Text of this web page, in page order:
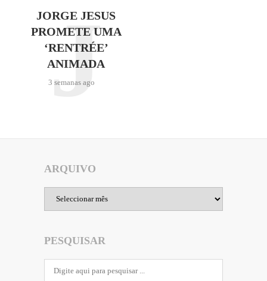
JORGE JESUS
PROMETE UMA
‘RENTRÉE’
ANIMADA
3 semanas ago
J
ARQUIVO
PESQUISAR